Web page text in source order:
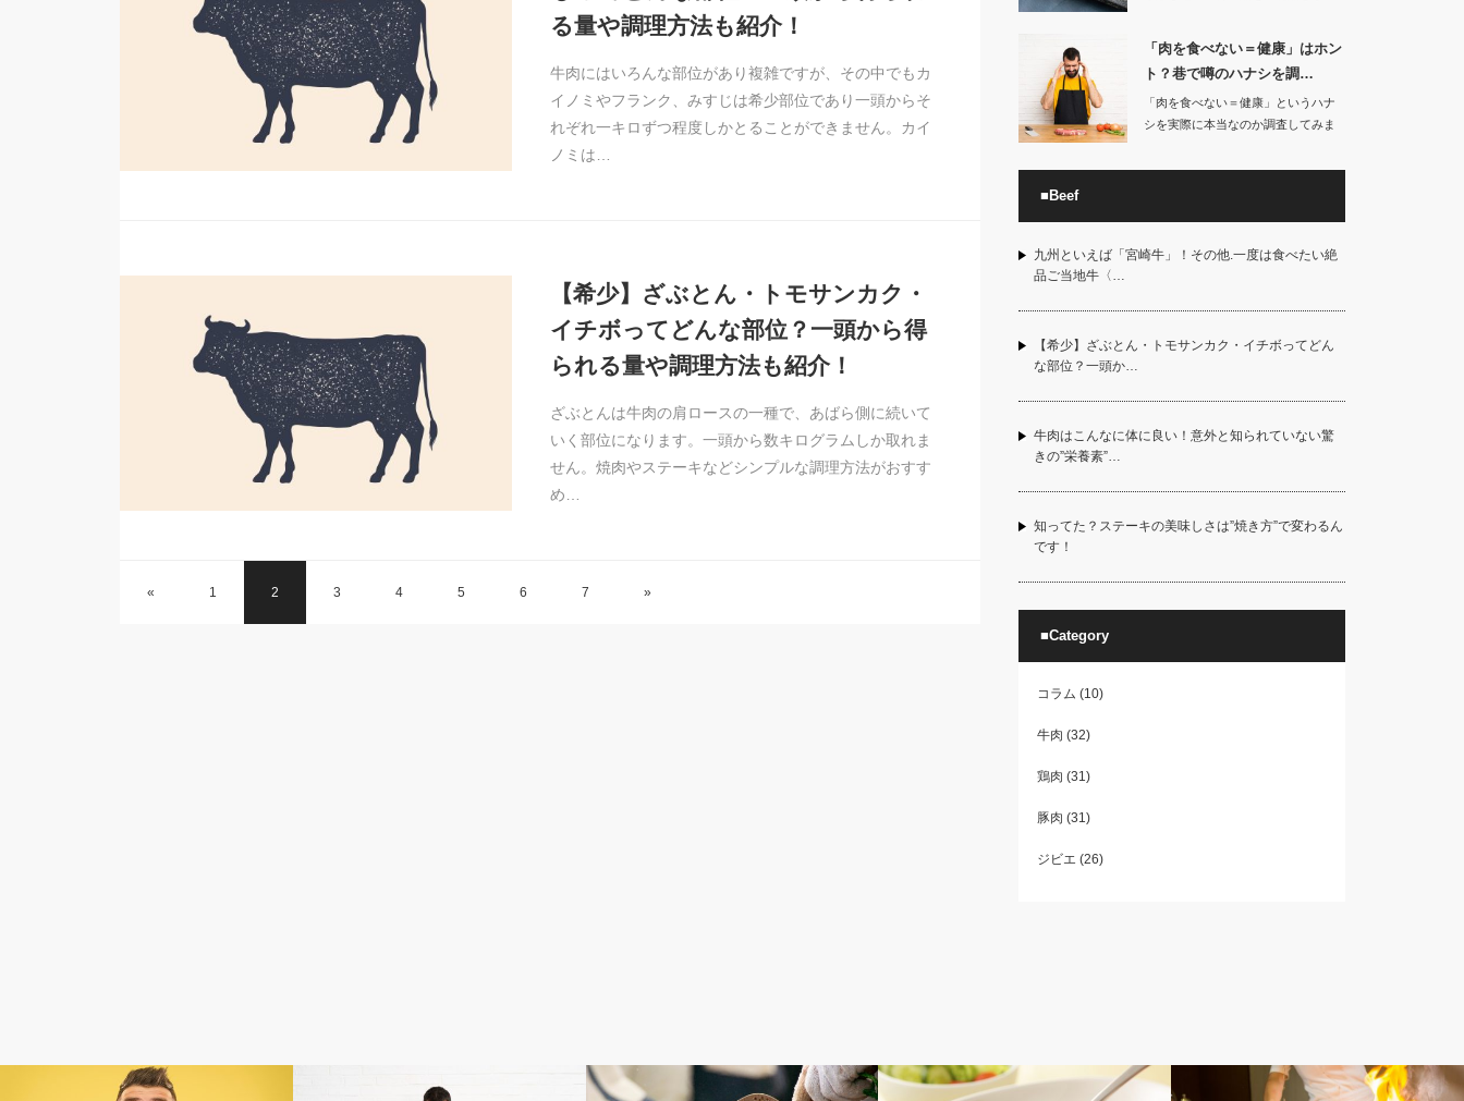
る量や調理方法も紹介！
牛肉にはいろんな部位があり複雑ですが、その中でもカ
イノミやフランク、みすじは希少部位であり一頭からそ
れぞれ一キロずつ程度しかとることができません。カイ
ノミは…
【希少】ざぶとん・トモサンカク・
イチボってどんな部位？一頭から得
られる量や調理方法も紹介！
ざぶとんは牛肉の肩ロースの一種で、あばら側に続いて
いく部位になります。一頭から数キログラムしか取れま
せん。焼肉やステーキなどシンプルな調理方法がおすす
め…
« 1 2 3 4 5 6 7 »
「肉を食べない＝健康」はホン
ト？巷で噂のハナシを調…
「肉を食べない＝健康」というハナ
シを実際に本当なのか調査してみま
■Beef
九州といえば「宮崎牛」！その他.一度は食べたい絶
品ご当地牛〈…
【希少】ざぶとん・トモサンカク・イチボってどん
な部位？一頭か…
牛肉はこんなに体に良い！意外と知られていない驚
きの”栄養素”…
知ってた？ステーキの美味しさは”焼き方”で変わるん
です！
■Category
コラム (10)
牛肉 (32)
鶏肉 (31)
豚肉 (31)
ジビエ (26)